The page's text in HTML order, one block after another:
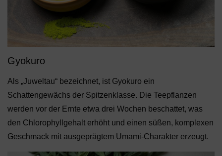
Gyokuro
Als „Juweltau“ bezeichnet, ist Gyokuro ein
Schattengewächs der Spitzenklasse. Die Teepflanzen
werden vor der Ernte etwa drei Wochen beschattet, was
den Chlorophyllgehalt erhöht und einen süßen, komplexen
Geschmack mit ausgeprägtem Umami-Charakter erzeugt.